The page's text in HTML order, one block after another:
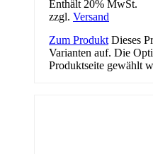
Enthält 20% MwSt.
zzgl. Versand
Zum Produkt Dieses
Varianten auf. Die
Produktseite gewählt